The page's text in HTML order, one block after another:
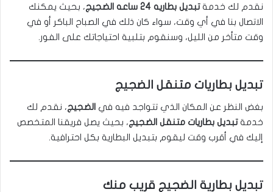
نقدم لك خدمةتبديل بطاريه 24 ساعه الضجيج، بحيث يمكنك
الاتصال بنا في أي وقت، سواء كان ذلك في الصباح الباكر أو في
وقت متأخر من الليل، وسنقوم بتلبية احتياجاتك على الفور.
تبديل بطاريات متنقل الضجيج
بغض النظر عن المكان الذي تتواجد فيه في الضجيج، نقدم لك
خدمةتبديل بطاريات متنقل الضجيج، بحيث يصل فريقنا المتخصص
إليك في أقرب وقت ليقوم بتبديل البطارية بكل احترافية.
تبديل بطارية الضجيج قريب منك